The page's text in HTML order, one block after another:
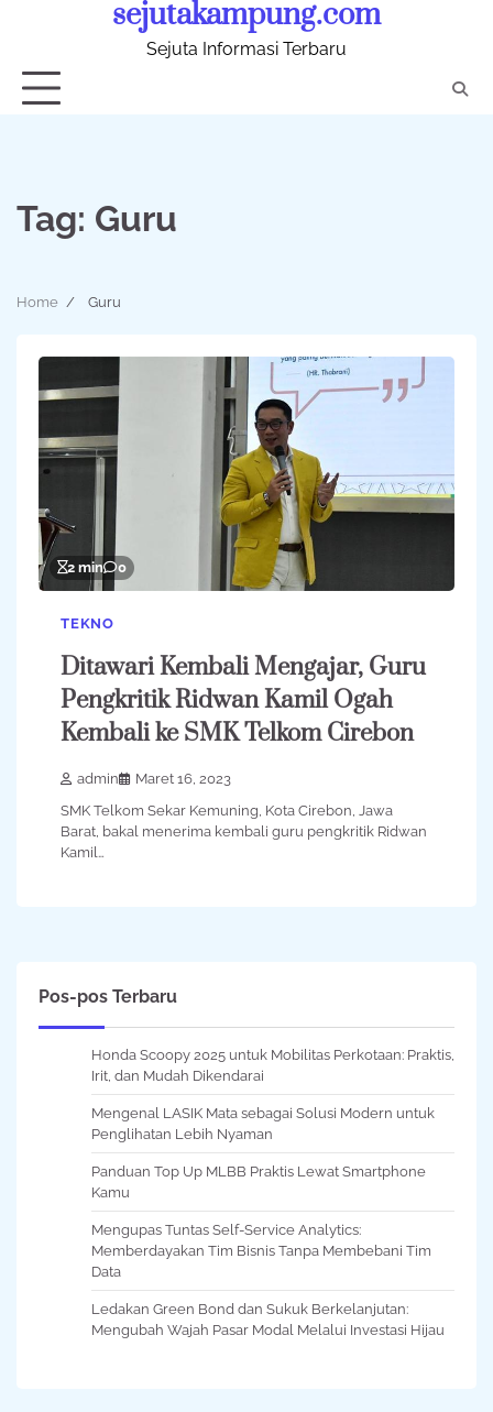
sejutakampung.com
Sejuta Informasi Terbaru
Tag: Guru
Home Guru
2 min 0
TEKNO
Ditawari Kembali Mengajar, Guru
Pengkritik Ridwan Kamil Ogah
Kembali ke SMK Telkom Cirebon
admin
Maret 16, 2023
SMK Telkom Sekar Kemuning, Kota Cirebon, Jawa
Barat, bakal menerima kembali guru pengkritik Ridwan
Kamil…
Pos-pos Terbaru
Honda Scoopy 2025 untuk Mobilitas Perkotaan: Praktis,
Irit, dan Mudah Dikendarai
Mengenal LASIK Mata sebagai Solusi Modern untuk
Penglihatan Lebih Nyaman
Panduan Top Up MLBB Praktis Lewat Smartphone
Kamu
Mengupas Tuntas Self-Service Analytics:
Memberdayakan Tim Bisnis Tanpa Membebani Tim
Data
Ledakan Green Bond dan Sukuk Berkelanjutan:
Mengubah Wajah Pasar Modal Melalui Investasi Hijau